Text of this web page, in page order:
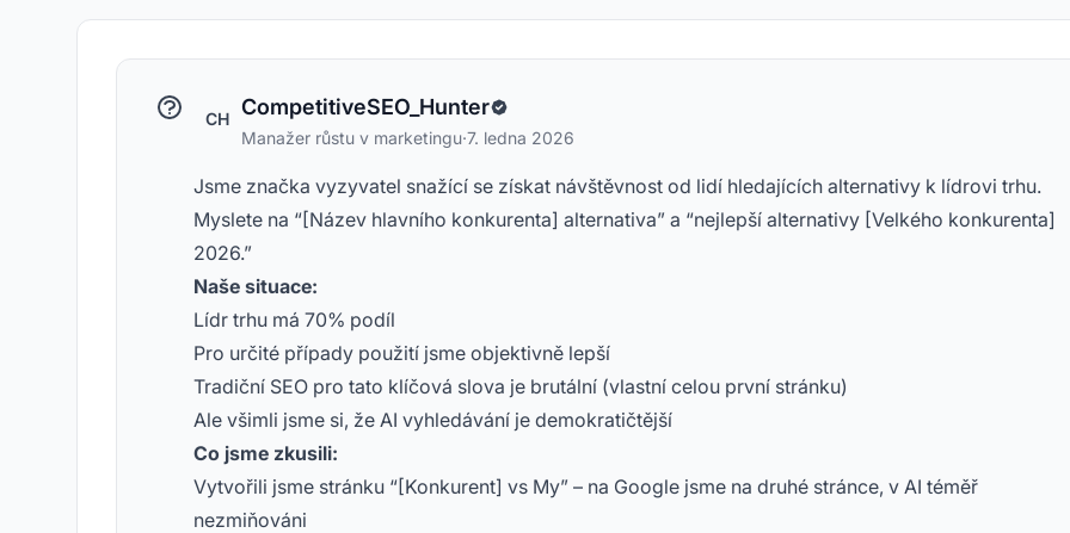
CH CompetitiveSEO_Hunter
Manažer růstu v marketingu·7. ledna 2026
Jsme značka vyzyvatel snažící se získat návštěvnost od lidí hledajících alternativy k lídrovi trhu.
Myslete na “[Název hlavního konkurenta] alternativa” a “nejlepší alternativy [Velkého konkurenta]
2026.”
Naše situace:
Lídr trhu má 70% podíl
Pro určité případy použití jsme objektivně lepší
Tradiční SEO pro tato klíčová slova je brutální (vlastní celou první stránku)
Ale všimli jsme si, že AI vyhledávání je demokratičtější
Co jsme zkusili:
Vytvořili jsme stránku “[Konkurent] vs My” – na Google jsme na druhé stránce, v AI téměř
nezmiňováni